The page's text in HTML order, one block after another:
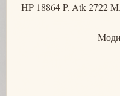
HP 18864 P. Atk 2722